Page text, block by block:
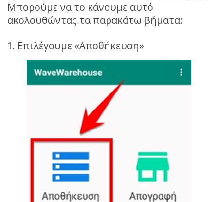
Μπορούμε να το κάνουμε αυτό
ακολουθώντας τα παρακάτω βήματα:
1. Επιλέγουμε «Αποθήκευση»